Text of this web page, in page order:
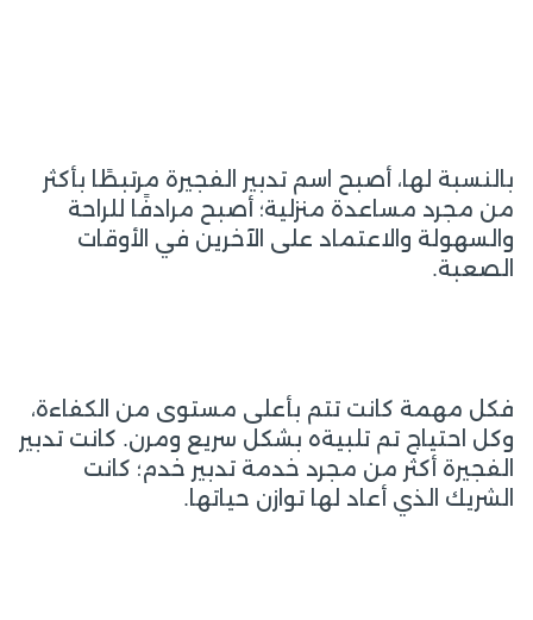
بالنسبة لها، أصبح اسم تدبير الفجيرة مرتبطًا بأكثر
من مجرد مساعدة منزلية؛ أصبح مرادفًا للراحة
والسهولة والاعتماد على الآخرين في الأوقات
الصعبة.
فكل مهمة كانت تتم بأعلى مستوى من الكفاءة،
وكل احتياج تم تلبيةه بشكل سريع ومرن. كانت تدبير
الفجيرة أكثر من مجرد خدمة تدبير خدم؛ كانت
الشريك الذي أعاد لها توازن حياتها.